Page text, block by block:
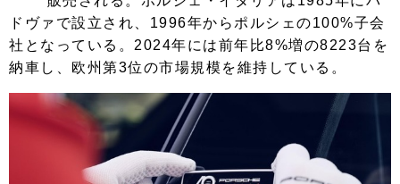
ドヴァで設立され、1996年からポルシェの100%子会
社となっている。2024年には前年比8%増の8223台を
納車し、欧州第3位の市場規模を維持している。